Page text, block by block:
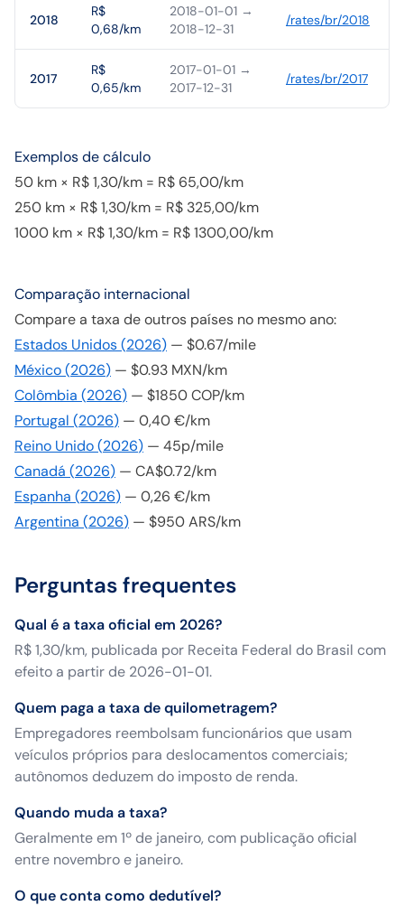
2018
R$
0,68/km
2018-01-01 →
2018-12-31
/rates/br/2018
2017
R$
0,65/km
2017-01-01 →
2017-12-31
/rates/br/2017
Exemplos de cálculo
50 km × R$ 1,30/km = R$ 65,00/km
250 km × R$ 1,30/km = R$ 325,00/km
1000 km × R$ 1,30/km = R$ 1300,00/km
Comparação internacional
Compare a taxa de outros países no mesmo ano:
Estados Unidos(2026) — $0.67/mile
México(2026) — $0.93 MXN/km
Colômbia (2026) — $1850 COP/km
Portugal (2026) — 0,40 €/km
Reino Unido(2026) — 45p/mile
Canadá (2026) — CA$0.72/km
Espanha (2026) — 0,26 €/km
Argentina (2026) — $950 ARS/km
Perguntas frequentes
Qual é a taxa oficial em 2026?
R$ 1,30/km, publicada por Receita Federal do Brasil com
efeito a partir de 2026-01-01.
Quem paga a taxa de quilometragem?
Empregadores reembolsam funcionários que usam
veículos próprios para deslocamentos comerciais;
autônomos deduzem do imposto de renda.
Quando muda a taxa?
Geralmente em 1º de janeiro, com publicação oficial
entre novembro e janeiro.
O que conta como dedutível?